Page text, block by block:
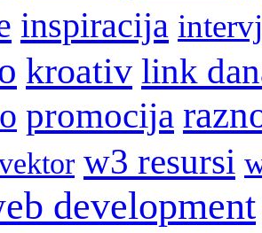
inspiracija
kroativ link
promocija
w3 resursi
development